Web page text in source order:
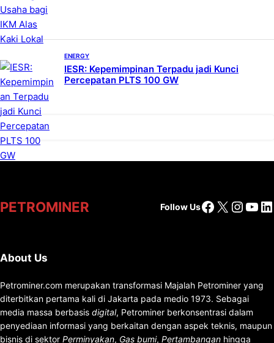
ENERGY
IESR: Kepemimpinan Terpadu jadi Kunci
Percepatan PLTS 100 GW
PETROMINER Follow UsFacebook
X
About Us
Petrominer.com merupakan transformasi Majalah Petrominer yang
diterbitkan pertama kali di Jakarta pada medio 1973. Sebagai
media massa berbasis digital, Petrominer berkonsentrasi dalam
penyediaan informasi yang berkaitan dengan aspek teknis, maupun
bisnis di sektor Perminyakan, Gas bumi, Pertambangan hingga